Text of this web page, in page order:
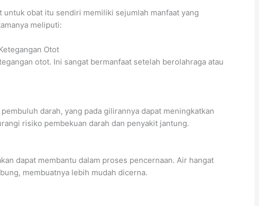
obat itu sendiri memiliki sejumlah manfaat yang
meliputi:
Otot
otot. Ini sangat bermanfaat setelah berolahraga atau
darah, yang pada gilirannya dapat meningkatkan
risiko pembekuan darah dan penyakit jantung.
dapat membantu dalam proses pencernaan. Air hangat
membuatnya lebih mudah dicerna.